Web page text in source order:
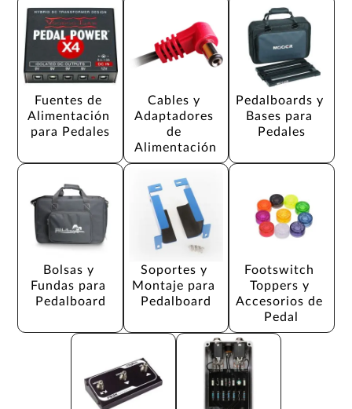
Fuentes de
Alimentación
para Pedales
Cables y
Adaptadores
de
Alimentación
Pedalboards y
Bases para
Pedales
Bolsas y
Fundas para
Pedalboard
Soportes y
Montaje para
Pedalboard
Footswitch
Toppers y
Accesorios de
Pedal